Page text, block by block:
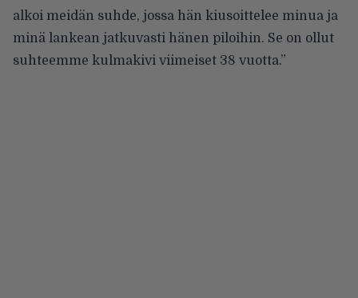
alkoi meidän suhde, jossa hän kiusoittelee minua ja
minä lankean jatkuvasti hänen piloihin. Se on ollut
suhteemme kulmakivi viimeiset 38 vuotta.”